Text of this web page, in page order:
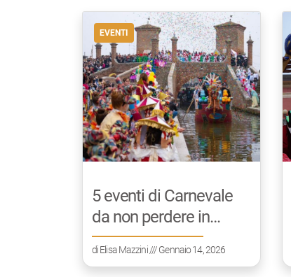
EVENTI
5 eventi di Carnevale
da non perdere in
Emilia-Romagna
diElisa Mazzini/// Gennaio 14, 2026